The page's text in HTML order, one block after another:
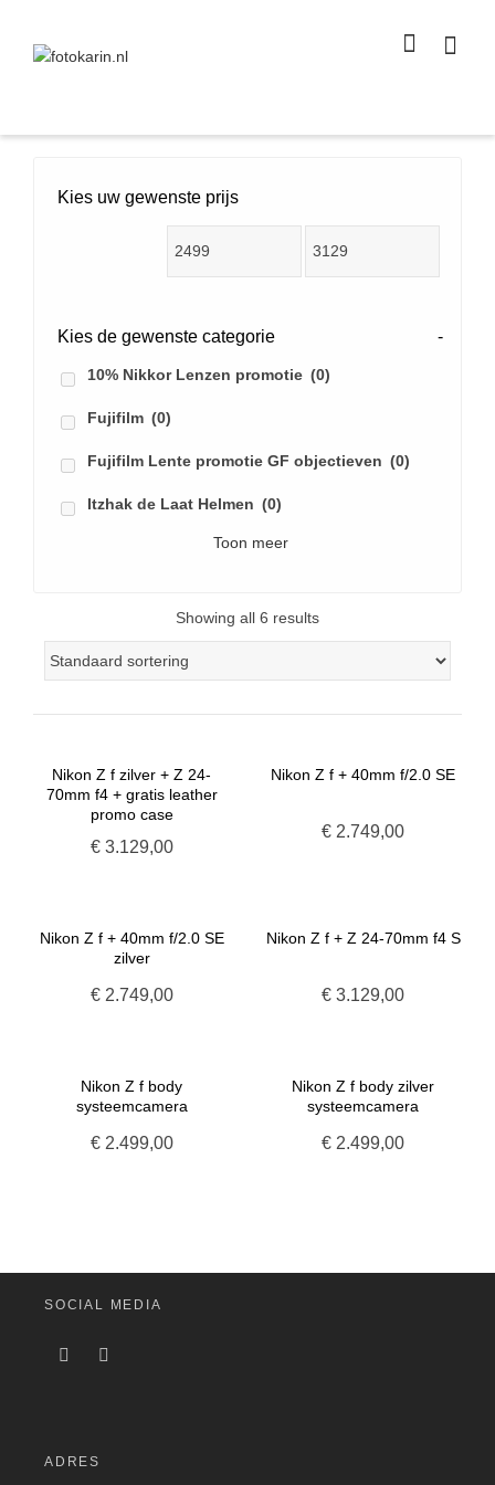
size
Kies uw gewenste prijs
Kies de gewenste categorie -
10% Nikkor Lenzen promotie (0)
Fujifilm (0)
Fujifilm Lente promotie GF objectieven (0)
Itzhak de Laat Helmen (0)
Toon meer
Showing all 6 results
Nikon Z f zilver + Z 24-
70mm f4 + gratis leather
promo case
€3.129,00
Nikon Z f + 40mm f/2.0 SE
€ 2.749,00
Nikon Z f + 40mm f/2.0 SE
zilver
€2.749,00
Nikon Z f + Z 24-70mm f4 S
€ 3.129,00
Nikon Z f body
systeemcamera
€2.499,00
Nikon Z f body zilver
systeemcamera
€ 2.499,00
SOCIAL MEDIA
ADRES